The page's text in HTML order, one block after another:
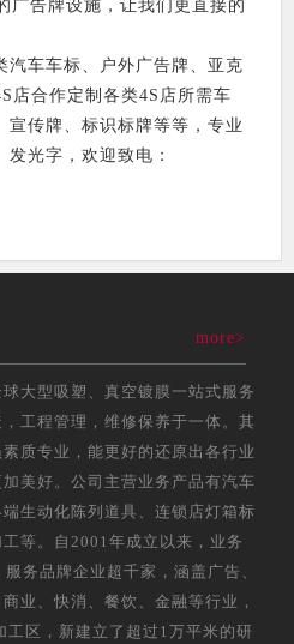
广告牌设施，让我们更直接的
车车标、户外广告牌、亚克
店合作定制各类4S店所需车
宣传牌、标识标牌等等，专业
光字，欢迎致电：
more>
大型吸塑、真空镀膜一站式服务
工程管理，维修保养于一体。其
质专业，能更好的还原出各行业
美好。公司主营业务产品有汽车
生动化陈列道具、连锁店灯箱标
等。自2001年成立以来，业务
务品牌企业超千家，涵盖广告、
业、快消、餐饮、金融等行业，
区，新建立了超过1万平米的研